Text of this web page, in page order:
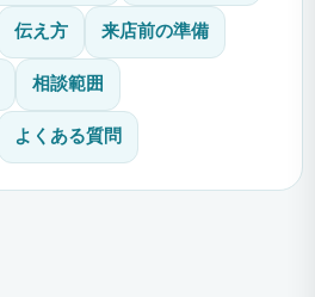
伝え方 来店前の準備
相談範囲
よくある質問